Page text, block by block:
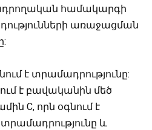
համակարգի
առաջացման
է տրամադրությունը:
է բավականին մեծ
C, որն օգնում է
և